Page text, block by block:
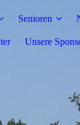
Senioren
Unsere